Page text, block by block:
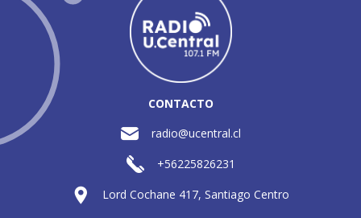
CONTACTO
radio@ucentral.cl
+56225826231
Lord Cochane 417, Santiago Centro